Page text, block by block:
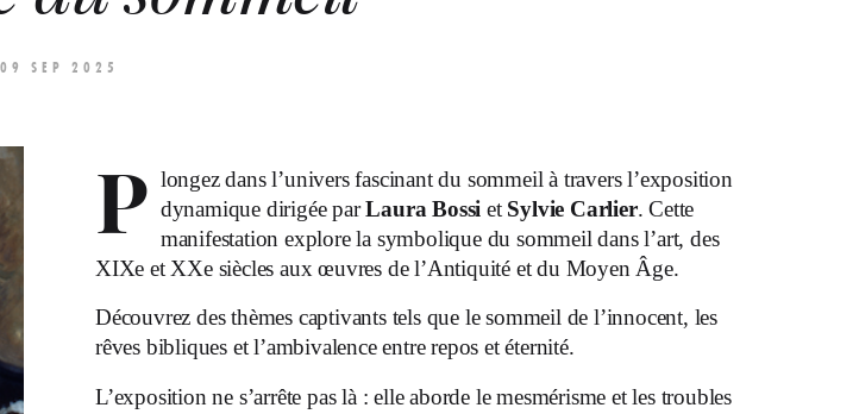
09 SEP 2025
P longez dans l’univers fascinant du sommeil à travers l’exposition
dynamique dirigée parLaura Bossi et Sylvie Carlier. Cette
manifestation explore la symbolique du sommeil dans l’art, des
XIXe et XXesiècles aux œuvres de l’Antiquité et du Moyen Âge.
Découvrez des thèmes captivants tels que le sommeil de l’innocent, les
rêves bibliques et l’ambivalence entre repos et éternité.
L’exposition ne s’arrête pas là : elle aborde le mesmérisme et les troubles